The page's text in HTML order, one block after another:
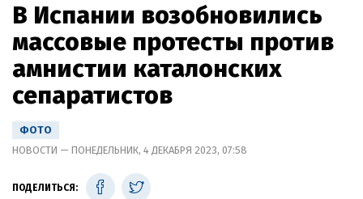
В Испании возобновились
массовые протесты против
амнистии каталонских
сепаратистов
ФОТО
НОВОСТИ — ПОНЕДЕЛЬНИК, 4 ДЕКАБРЯ 2023, 07:58
ПОДЕЛИТЬСЯ: